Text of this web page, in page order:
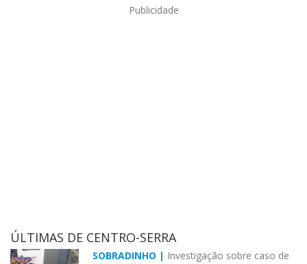
Publicidade
ÚLTIMAS DE CENTRO-SERRA
SOBRADINHO | Investigação sobre caso de